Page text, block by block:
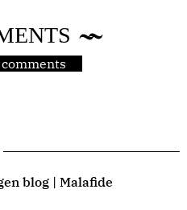
blog | Malafide